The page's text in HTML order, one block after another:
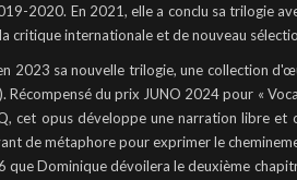
2020. En 2021, elle a conclu sa trilogie
critique internationale et de nouveau
2023 sa nouvelle trilogie, une collection
Récompensé du prix JUNO 2024 pour «
cet opus développe une narration libre
de métaphore pour exprimer le
que Dominique dévoilera le deuxième